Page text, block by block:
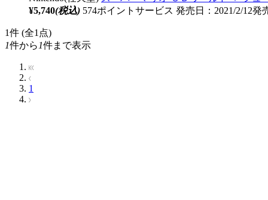
¥5,740(税込) 574ポイントサービス 発売日：2021/2/12発
1件 (全1点)
1件から 1件まで表示
1